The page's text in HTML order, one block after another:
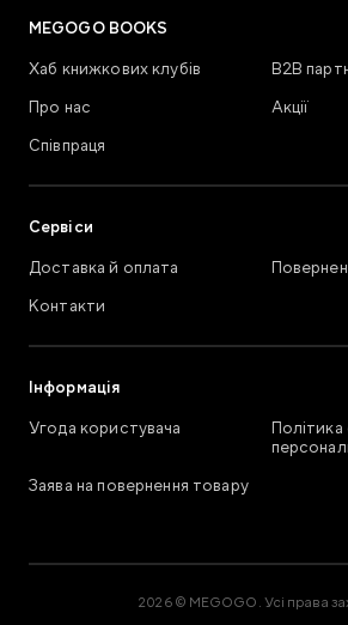
MEGOGO BOOKS
Хаб книжкових клубів
В2В
Про нас
Акції
Співпраця
Сервіси
Доставка й оплата
Контакти
Інформація
Угода користувача
Заява на повернення товару
2026 © MEGOGO. Усі права